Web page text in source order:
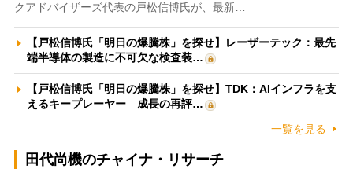
クアドバイザーズ代表の戸松信博氏が、最新…
【戸松信博氏「明日の爆騰株」を探せ】レーザーテック：最先
端半導体の製造に不可欠な検査装…
【戸松信博氏「明日の爆騰株」を探せ】TDK：AIインフラを支
えるキープレーヤー 成長の再評…
一覧を見る
田代尚機のチャイナ・リサーチ